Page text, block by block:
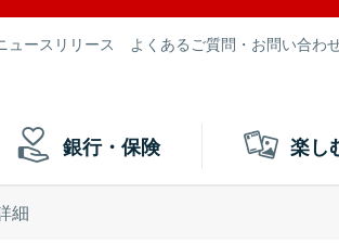
ュースリリース よくあるご質問・お問い合わ
銀行・保険 楽し
細